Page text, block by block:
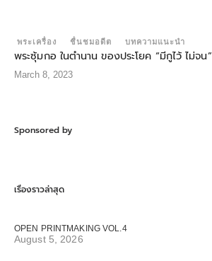
พระเครื่อง ชื่นชมอดีต บทความแนะนำ
พระซุ้มกอ ในตำนาน ของประโยค “มีกูไว้ ไม่จน”
March 8, 2023
Sponsored by
เรื่องราวล่าสุด
OPEN PRINTMAKING VOL.4
August 5, 2026